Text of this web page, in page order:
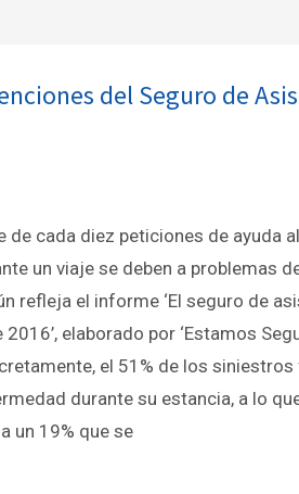
del Seguro de
de cada diez peticiones de ayuda
un viaje se deben a problemas
refleja el informe ‘El seguro de
2016’, elaborado por ‘Estamos
el 51% de los
durante su estancia, a lo
un 19% que se